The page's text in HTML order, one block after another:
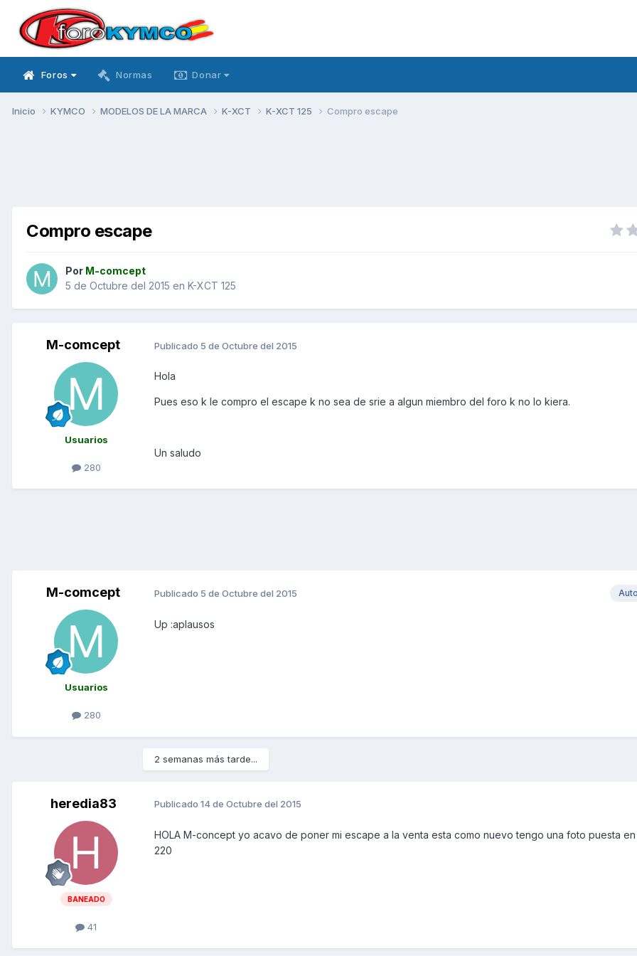
Foros Normas Donar
Inicio KYMCO MODELOS DE LA MARCA K-XCT K-XCT 125 Compro escape
Compro escape
Por M-comcept
5 de Octubre del 2015 en K-XCT 125
M-comcept
Usuarios
280
Publicado 5 de Octubre del 2015
Hola
Pues eso k le compro el escape k no sea de srie a algun miembro del foro k no lo kiera.
Un saludo
M-comcept
Usuarios
280
Publicado 5 de Octubre del 2015
Up :aplausos
2 semanas más tarde...
heredia83
BANEADO
41
Publicado 14 de Octubre del 2015
HOLA M-concept yo acavo de poner mi escape a la venta esta como nuevo tengo una foto puesta
220